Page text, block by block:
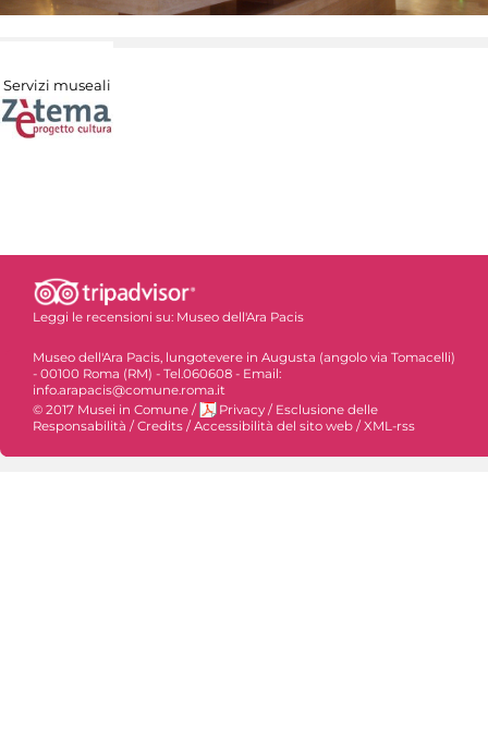
Servizi museali
Leggi le recensioni su: Museo dell'Ara Pacis
Museo dell'Ara Pacis, lungotevere in Augusta (angolo via Tomacelli)
- 00100 Roma (RM) - Tel.060608 - Email:
info.arapacis@comune.roma.it
© 2017 Musei in Comune / Privacy / Esclusione delle
Responsabilità / Credits / Accessibilità del sito web / XML-rss